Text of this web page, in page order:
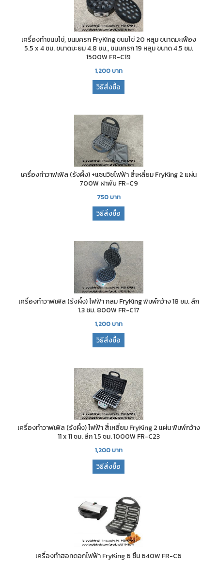
เครื่องทำขนมไข่, ขนมครก FryKing ขนมไข่ 20 หลุม ขนาดมะเฟือง
5.5 x 4 ซม. ขนาดมะยม 4.8 ซม., ขนมครก 19 หลุม ขนาด 4.5 ซม.
1500W FR-C19
1,200บาท
วิธีสั่งซื้อ
เครื่องทำวาฟเฟิล (รังผึ้ง) +แซนวิชไฟฟ้า สี่เหลี่ยม FryKing 2 แผ่น
700W ฝาพับ FR-C9
750บาท
วิธีสั่งซื้อ
เครื่องทำวาฟเฟิล (รังผึ้ง) ไฟฟ้า กลม FryKing พิมพ์กว้าง 18 ซม. ลึก
1.3 ซม. 800W FR-C17
1,200บาท
วิธีสั่งซื้อ
เครื่องทำวาฟเฟิล (รังผึ้ง) ไฟฟ้า สี่เหลี่ยม FryKing 2 แผ่น พิมพ์กว้าง
11 x 11 ซม. ลึก 1.5 ซม. 1000W FR-C23
1,200บาท
วิธีสั่งซื้อ
เครื่องทำฮอทดอกไฟฟ้า FryKing 6 ชิ้น 640W FR-C6